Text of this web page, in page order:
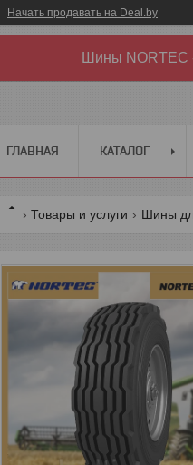
Начать продавать на Deal.by
Шины NORTEC
ГЛАВНАЯ КАТАЛОГ
Товары и услуги Шины